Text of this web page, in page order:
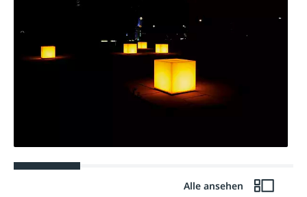
Alle ansehen